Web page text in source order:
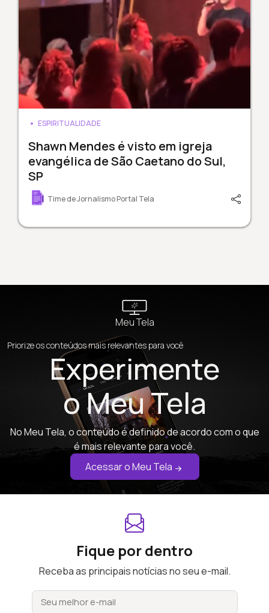
ESPIRITUALIDADE
Shawn Mendes é visto em igreja
evangélica de São Caetano do Sul,
SP
Time de Jornalismo Portal Tela
Meu Tela
Priorize os conteúdos mais relevantes para você
Experimente
o Meu Tela
No Meu Tela, o conteúdo é definido de acordo com o que
é mais relevante para você.
Acessar o Meu Tela
Fique por dentro
Receba as principais notícias no seu e-mail.